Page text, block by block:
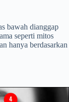
bawah dianggap
seperti mitos
hanya berdasarkan